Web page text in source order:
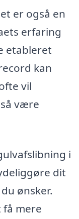
er også en
erfaring
etableret
kan
vil
være
i
dit
ønsker.
mere